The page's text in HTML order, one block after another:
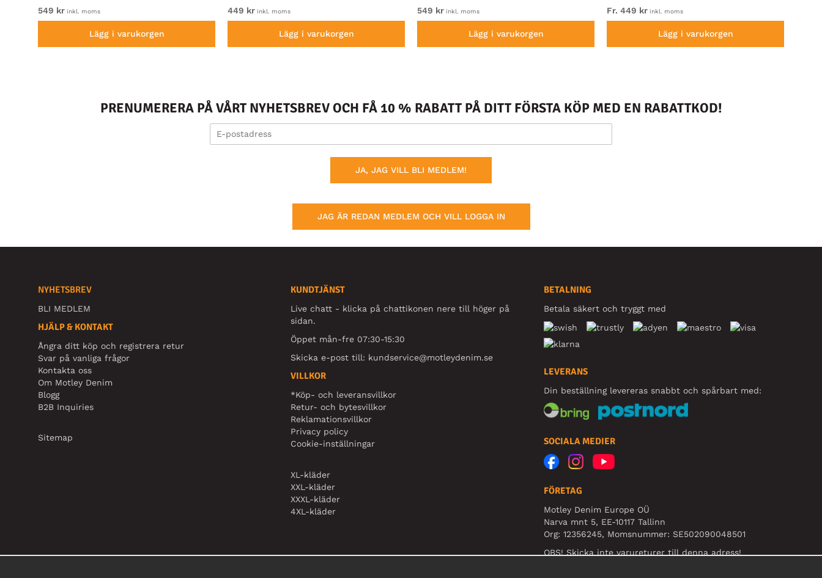
549 kr inkl. moms
Lägg i varukorgen
449 kr inkl. moms
Lägg i varukorgen
549 kr inkl. moms
Lägg i varukorgen
Fr. 449 kr inkl. moms
Lägg i varukorgen
PRENUMERERA PÅ VÅRT NYHETSBREV OCH FÅ 10 % RABATT PÅ DITT FÖRSTA KÖP MED EN RABATTKOD!
JA, JAG VILL BLI MEDLEM!
JAG ÄR REDAN MEDLEM OCH VILL LOGGA IN
NYHETSBREV
BLI MEDLEM
HJÄLP & KONTAKT
Ångra ditt köp och registrera retur
Svar på vanliga frågor
Kontakta oss
Om Motley Denim
Blogg
B2B Inquiries
Sitemap
KUNDTJÄNST
Live chatt - klicka på chattikonen nere till höger på
sidan.
Öppet mån-fre 07:30-15:30
Skicka e-post till: kundservice@motleydenim.se
VILLKOR
*Köp- och leveransvillkor
Retur- och bytesvillkor
Reklamationsvillkor
Privacy policy
Cookie-inställningar
XL-kläder
XXL-kläder
XXXL-kläder
4XL-kläder
BETALNING
Betala säkert och tryggt med
LEVERANS
Din beställning levereras snabbt och spårbart med:
SOCIALA MEDIER
FÖRETAG
Motley Denim Europe OÜ
Narva mnt 5, EE-10117 Tallinn
Org: 12356245, Momsnummer: SE502090048501
OBS! Skicka inte varureturer till denna adress!